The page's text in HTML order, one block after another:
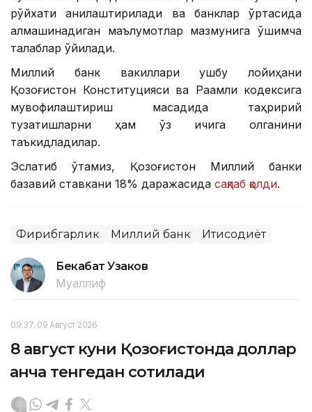
рўйхати аниқлаштирилади ва банклар ўртасида
алмашинадиган маълумотлар мазмунига қўшимча
талаблар қўйилади.
Миллий банк вакиллари ушбу лойиҳани
Қозоғистон Конституцияси ва Рақамли кодексига
мувофиқлаштириш мақсадида таҳририй
тузатишларни ҳам ўз ичига олганини
таъкидладилар.
Эслатиб ўтамиз, Қозоғистон Миллий банки
базавий ставкани 18% даражасида сақлаб қолди.
Фирибгарлик Миллий банк Иқтисодиёт
Бекабат Узаков
Муаллиф
09:37, 09 Август 2026
8 август куни Қозоғистонда доллар
қанча тенгедан сотилади